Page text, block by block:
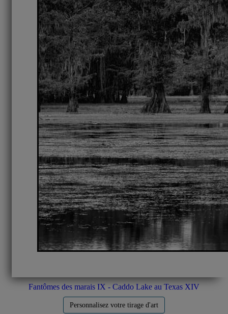
Fantômes des marais IX - Caddo Lake au Texas XIV
Personnalisez votre tirage d'art